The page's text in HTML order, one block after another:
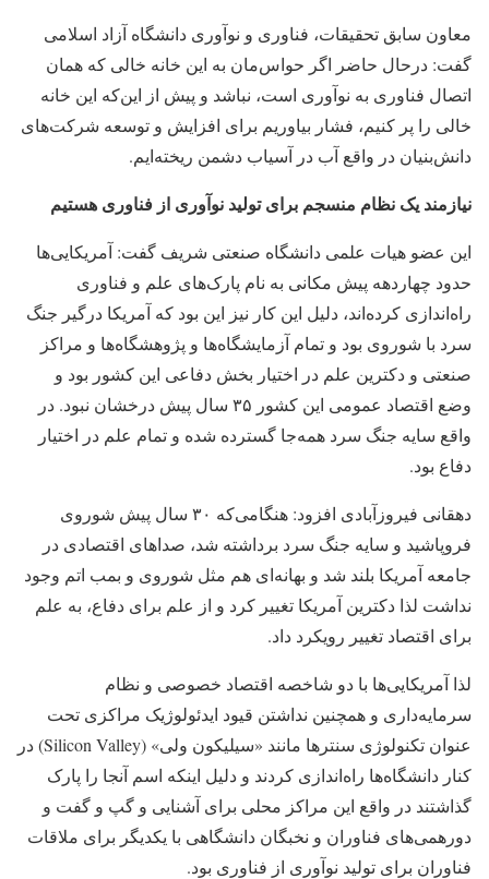
معاون سابق تحقیقات، فناوری و نوآوری دانشگاه آزاد اسلامی
گفت: درحال حاضر اگر حواس‌مان به این خانه خالی که همان
اتصال فناوری به نوآوری است، نباشد و پیش از این‌که این خانه
خالی را پر کنیم، فشار بیاوریم برای افزایش و توسعه شرکت‌های
دانش‌بنیان در واقع آب در آسیاب دشمن ریخته‌ایم.
نیازمند یک نظام منسجم برای تولید نوآوری از فناوری هستیم
این عضو هیات علمی دانشگاه صنعتی شریف گفت: آمریکایی‌ها
حدود چهاردهه پیش مکانی به نام پارک‌های علم و فناوری
راه‌اندازی کرده‌اند، دلیل این کار نیز این بود که آمریکا درگیر جنگ
سرد با شوروی بود و تمام آزمایشگاه‌ها و پژوهشگاه‌ها و مراکز
صنعتی و دکترین علم در اختیار بخش دفاعی این کشور بود و
وضع اقتصاد عمومی این کشور ۳۵ سال پیش درخشان نبود. در
واقع سایه جنگ سرد همه‌جا گسترده شده و تمام علم در اختیار
دفاع بود.
دهقانی فیروزآبادی افزود: هنگامی‌که ۳۰ سال پیش شوروی
فروپاشید و سایه جنگ سرد برداشته شد، صداهای اقتصادی در
جامعه آمریکا بلند شد و بهانه‌ای هم مثل شوروی و بمب اتم وجود
نداشت لذا دکترین آمریکا تغییر کرد و از علم برای دفاع، به علم
برای اقتصاد تغییر رویکرد داد.
لذا آمریکایی‌ها با دو شاخصه اقتصاد خصوصی و نظام
سرمایه‌داری و همچنین نداشتن قیود ایدئولوژیک مراکزی تحت
عنوان تکنولوژی سنترها مانند «سیلیکون ولی» (Silicon Valley) در
کنار دانشگاه‌ها راه‌اندازی کردند و دلیل اینکه اسم آنجا را پارک
گذاشتند در واقع این مراکز محلی برای آشنایی و گپ و گفت و
دورهمی‌های فناوران و نخبگان دانشگاهی با یکدیگر برای ملاقات
فناوران برای تولید نوآوری از فناوری بود.